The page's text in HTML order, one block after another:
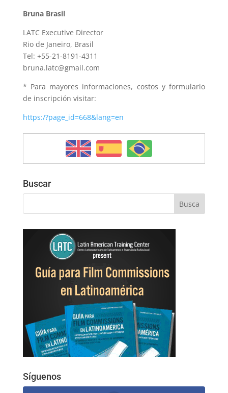
Bruna Brasil
LATC Executive Director
Rio de Janeiro, Brasil
Tel: +55-21-8191-4311
bruna.latc@gmail.com
* Para mayores informaciones, costos y formulario
de inscripción visitar:
https:/?page_id=668&lang=en
Buscar
Síguenos